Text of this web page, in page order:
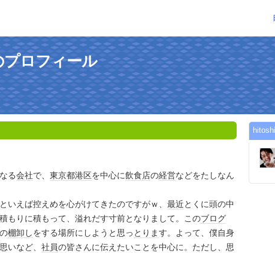
ロフィール
る会社で、 東京都港区を中心に飲食店の経営などをたしなん
いえば控えめを心がけてきたのですがｗ、 最近とくに頭の中
もりに積もって、溢れだす寸前となりまして。このブログ
棚卸しをする場所にしようと思っ とります。よって、僕自身
いなど、 社員の皆さんに伝えたいことを中心に。ただし、思